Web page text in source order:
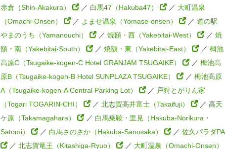
赤倉（Shin-Akakura）
／ 白馬47（Hakuba47） ／ 大町温泉
（Omachi-Onsen）
／ よませ温泉（Yomase-onsen） ／ 道の駅
やまのうち（Yamanouchi）
／ 焼額・西（Yakebitai-West） ／ 焼
額・南（Yakebitai-South）
／ 焼額・東（Yakebitai-East） ／ 栂池
高原C（Tsugaike-kogen-C Hotel GRANJAM TSUGAIKE）
／ 栂池高
原B（Tsugaike-kogen-B Hotel SUNPLAZA TSUGAIKE）
／ 栂池高原
A（Tsugaike-kogen-A Central Parking Lot）
／ 戸狩とがりん家
（Togari TOGARIN-CHI）
／ 北志賀高井富士（Takaifuji） ／ 高天
ケ原（Takamagahara）
／ 白馬乗鞍・里見（Hakuba-Norikura・
Satomi）
／ 白馬さのさか（Hakuba-Sanosaka） ／ 佐久パラダPA
／ 北志賀竜王（Kitashiga-Ryuo） ／ 大町温泉（Omachi-Onsen）